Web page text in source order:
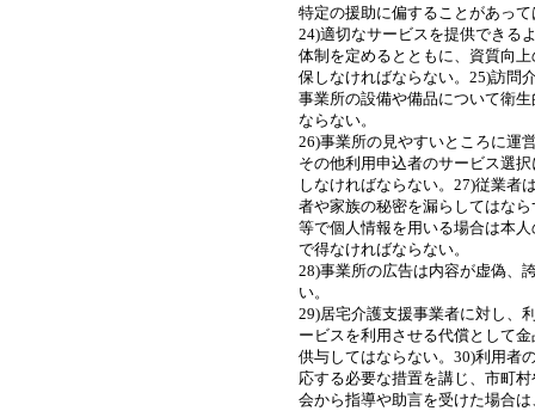
特定の援助に偏することがあっ
24)適切なサービスを提供できる
体制を定めるとともに、資質向
保しなければならない。25)訪問
事業所の設備や備品について衛
ならない。
26)事業所の見やすいところに運
その他利用申込者のサービス選
しなければならない。27)従業者
者や家族の秘密を漏らしてはな
等で個人情報を用いる場合は本
で得なければならない。
28)事業所の広告は内容が虚偽、
い。
29)居宅介護支援事業者に対し、
ービスを利用させる代償として
供与してはならない。30)利用者
応する必要な措置を講じ、市町
会から指導や助言を受けた場合